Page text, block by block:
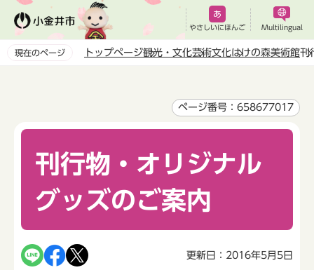
ペ
やさしいにほんご Multilingual
現在のページ トップページ観光・文化芸術文化はけの森美術館刊
ページ番号：658677017
刊行物・オリジナル
グッズのご案内
更新日：2016年5月5日